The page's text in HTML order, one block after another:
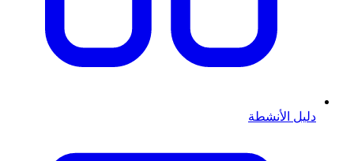
دليل الأنشطة